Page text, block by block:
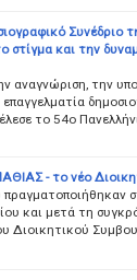
Συνέδριο
στίγμα και την
αναγνώριση, την
το 54ο
- το νέο
και μετά τη
Διοικητικού